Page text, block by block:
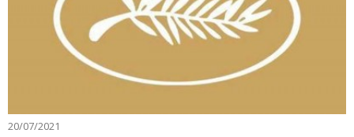
20/07/2021